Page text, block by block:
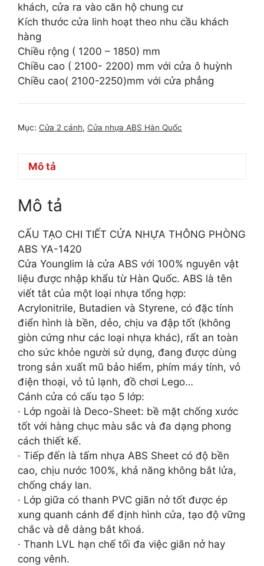
khách, cửa ra vào căn hộ chung cư
Kích thước cửa linh hoạt theo nhu cầu khách
hàng
Chiều rộng ( 1200 – 1850) mm
Chiều cao ( 2100- 2200) mm với cửa ô huỳnh
Chiều cao( 2100-2250)mm với cửa phẳng
Mục: Cửa 2 cánh, Cửa nhựa ABS Hàn Quốc
Mô tả
Mô tả
CẤU TẠO CHI TIẾT CỬA NHỰA THÔNG PHÒNG
ABS YA-1420
Cửa Younglim là cửa ABS với 100% nguyên vật
liệu được nhập khẩu từ Hàn Quốc. ABS là tên
viết tắt của một loại nhựa tổng hợp:
Acrylonitrile, Butadien và Styrene, có đặc tính
điển hình là bền, dẻo, chịu va đập tốt (không
giòn cứng như các loại nhựa khác), rất an toàn
cho sức khỏe người sử dụng, đang được dùng
trong sản xuất mũ bảo hiểm, phím máy tính, vỏ
điện thoại, vỏ tủ lạnh, đồ chơi Lego…
Cánh cửa có cấu tạo 5 lớp:
· Lớp ngoài là Deco-Sheet: bề mặt chống xước
tốt với hàng chục màu sắc và đa dạng phong
cách thiết kế.
· Tiếp đến là tấm nhựa ABS Sheet có độ bền
cao, chịu nước 100%, khả năng không bắt lửa,
chống cháy lan.
· Lớp giữa có thanh PVC giãn nở tốt được ép
xung quanh cánh để định hình cửa, tạo độ vững
chắc và dễ dàng bắt khoá.
· Thanh LVL hạn chế tối đa việc giãn nở hay
cong vênh.